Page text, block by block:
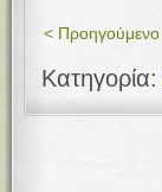
< Προηγούμενο
Κατηγορία: